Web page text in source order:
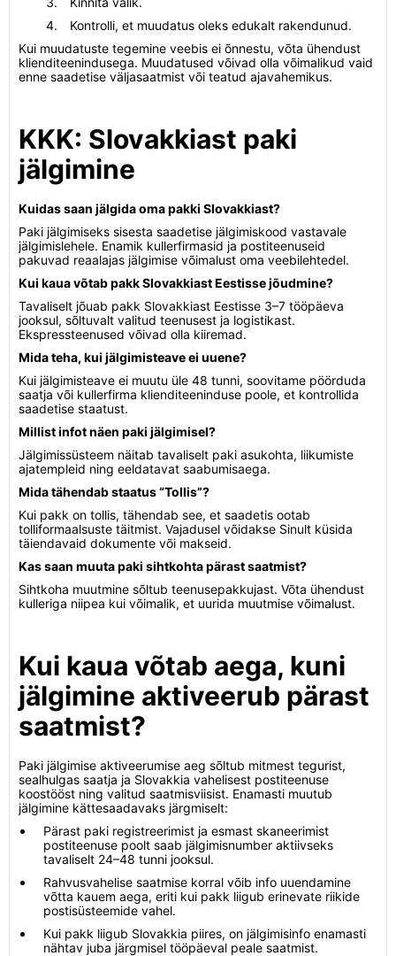
Kontrolli, et muudatus oleks edukalt rakendunud.
Kui muudatuste tegemine veebis ei õnnestu, võta ühendust
klienditeenindusega. Muudatused võivad olla võimalikud vaid
enne saadetise väljasaatmist või teatud ajavahemikus.
KKK: Slovakkiast paki
jälgimine
Kuidas saan jälgida oma pakki Slovakkiast?
Paki jälgimiseks sisesta saadetise jälgimiskood vastavale
jälgimislehele. Enamik kullerfirmasid ja postiteenuseid
pakuvad reaalajas jälgimise võimalust oma veebilehtedel.
Kui kaua võtab pakk Slovakkiast Eestisse jõudmine?
Tavaliselt jõuab pakk Slovakkiast Eestisse 3–7 tööpäeva
jooksul, sõltuvalt valitud teenusest ja logistikast.
Ekspressteenused võivad olla kiiremad.
Mida teha, kui jälgimisteave ei uuene?
Kui jälgimisteave ei muutu üle 48 tunni, soovitame pöörduda
saatja või kullerfirma klienditeeninduse poole, et kontrollida
saadetise staatust.
Millist infot näen paki jälgimisel?
Jälgimissüsteem näitab tavaliselt paki asukohta, liikumiste
ajatempleid ning eeldatavat saabumisaega.
Mida tähendab staatus “Tollis”?
Kui pakk on tollis, tähendab see, et saadetis ootab
tolliformaalsuste täitmist. Vajadusel võidakse Sinult küsida
täiendavaid dokumente või makseid.
Kas saan muuta paki sihtkohta pärast saatmist?
Sihtkoha muutmine sõltub teenusepakkujast. Võta ühendust
kulleriga niipea kui võimalik, et uurida muutmise võimalust.
Kui kaua võtab aega, kuni
jälgimine aktiveerub pärast
saatmist?
Paki jälgimise aktiveerumise aeg sõltub mitmest tegurist,
sealhulgas saatja ja Slovakkia vahelisest postiteenuse
koostööst ning valitud saatmisviisist. Enamasti muutub
jälgimine kättesaadavaks järgmiselt:
Pärast paki registreerimist ja esmast skaneerimist
postiteenuse poolt saab jälgimisnumber aktiivseks
tavaliselt 24–48 tunni jooksul.
Rahvusvahelise saatmise korral võib info uuendamine
võtta kauem aega, eriti kui pakk liigub erinevate riikide
postisüsteemide vahel.
Kui pakk liigub Slovakkia piires, on jälgimisinfo enamasti
nähtav juba järgmisel tööpäeval peale saatmist.